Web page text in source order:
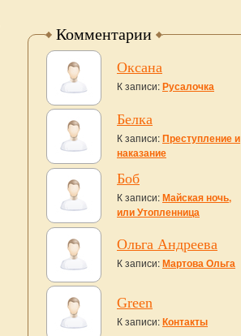
Комментарии
Оксана
К записи:Русалочка
Белка
К записи:Преступление и
наказание
Боб
К записи:Майская ночь,
или Утопленница
Ольга Андреева
К записи:Мартова Ольга
Green
К записи:Контакты